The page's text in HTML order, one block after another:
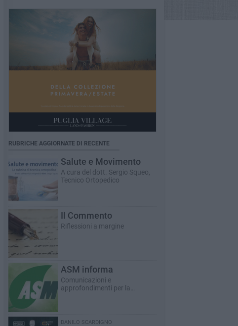
RUBRICHE AGGIORNATE DI RECENTE
Salute e Movimento
A cura del dott. Sergio Squeo,
Tecnico Ortopedico
Il Commento
Riflessioni a margine
ASM informa
Comunicazioni e
approfondimenti per la
DANILO SCARDIGNO